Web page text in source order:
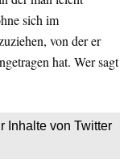
sich im
von der er
hat. Wer sagt
Inhalte von Twitter